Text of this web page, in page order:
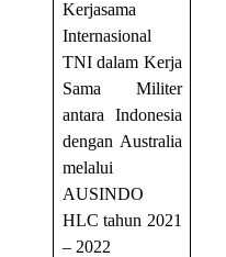
Kerjasama
Internasional
TNI dalam Kerja
Sama Militer
antara Indonesia
dengan Australia
melalui
AUSINDO
HLC tahun 2021
– 2022